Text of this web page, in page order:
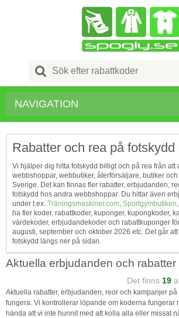
Search
for:
NAVIGATION
Rabatter och rea på fotskydd
Vi hjälper dig hitta fotskydd billigt och på rea från att
webbshoppar, webbutiker, återförsäljare, butiker
Sverige. Det kan finnas fler rabatter, erbjudanden,
fotskydd hos andra webbshoppar. Du hittar även
under t.ex. Träningsmaskiner.com, Sportgymbutiken,
ha fler koder, rabattkoder, kuponger, kupongkoder,
värdekoder, erbjudandekoder och rabattkuponger
augusti, september och oktober 2026 etc. Det går
fotskydd längs ner på sidan.
Aktuella erbjudanden och rabatter
Det finns 19
Aktuella rabatter, erbjudanden, reor och kampanjer på
fungera. Vi kontrollerar löpande om koderna fungerar
hända att vi inte hunnit med att kolla alla eller missat